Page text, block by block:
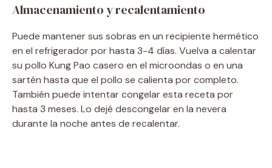
Almacenamiento y recalentamiento
Puede mantener sus sobras en un recipiente hermético
en el refrigerador por hasta 3-4 días. Vuelva a calentar
su pollo Kung Pao casero en el microondas o en una
sartén hasta que el pollo se calienta por completo.
También puede intentar congelar esta receta por
hasta 3 meses. Lo dejé descongelar en la nevera
durante la noche antes de recalentar.